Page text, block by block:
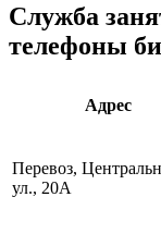
Служба
телефоны
Адрес
Перевоз,
ул., 20А